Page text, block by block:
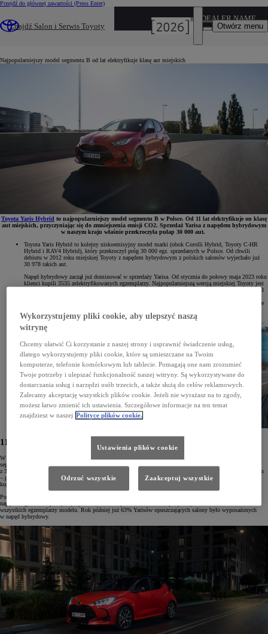
Przejdź do głównej zawartości (Press Enter)
Znajdź Salon i Serwis Toyoty
DEALER NAME
Otwórz menu
W Polsce sprzedano już 30 tys. hybrydowych
Najpopularniejszy model segmentu B od lat elektryfikuje klasę aut miejskich
Toyota Yaris Hybrid to najpopularniejszy model segmentu B w Polsce. Od 11 lat elektryfikuje on klasę
aut miejskich, przyczyniając się do zmniejszenia emisji CO2. Sprzedaż Yarisa z napędem hybrydowym
w naszym kraju właśnie przekroczyła pułap 30 000 aut.
Toyota Yaris Hybrid to kolejny niskoemisyjny model marki (obok Corolli Hybrid, Toyoty C-HR
Hybrid i RAV4 Hybrid), który przekroczył próg 30 000 egz. sprzedanych w Polsce. Od chwili
debiutu w 2012 roku miejskiej Toyoty z napędem hybrydowym z polskich salonów wyjechało już
30 978 takich aut.
Napęd hybrydowy zaczął już dominować w sprzedaży Yarisa. Od stycznia do połowy maja 2023 roku
klienci kupili 3535 zelektryfikowanych egzemplarzy. Najpopularniejszą wersją miejskiej Toyoty jest
Comfort, a trzy najchętniej wybierane lakiery to 040 Pure White, 1LO Shimmering Silver oraz 1G3
dwukolorowe nadwozia – najczęściej wybieraną kompozycją jest 2PU Platinum Pearl White/Eclipse
11 lat hybrydowej rewolucji w segmencie B
W 2012 roku w Polsce zadebiutował hybrydowy Yaris Hybrid, rozpoczynając tym samym elektryfikację
segmentu B. Napęd Hybrid Synergy Drive oparty na silniku o pojemności 1,5 litra trafił na rynek wraz
z 3. generacją miejskiego hatchbacka. Samochód stał się najtańszą hybrydą w gamie marki i trzecim modelem
– po Priusie i Aurisie – z takim rodzajem napędu. W pierwszym roku dostępności na rynku polscy klienci
kupili 289 egz. tego modelu, znacznie powyżej planowanych przez Toyotę 200 aut.
Po 11 latach obecności na rynku układ hybrydowy z niszowej ciekawostki stał się dominującym rodzajem
napędu w gamie miejskiej Toyoty. W 2022 roku sprzedano 6883 Yarisy Hybrid, co stanowiło aż 49%
wszystkich egzemplarzy modelu. Rok później już 63% Yarisów opuszczających salony było wyposażonych
w napęd hybrydowy.
Wykorzystujemy pliki cookie, aby ulepszyć naszą
witrynę
Chcemy ułatwić Ci korzystanie z naszej strony i usprawnić świadczenie usług,
dlatego wykorzystujemy pliki cookie, które są umieszczane na Twoim
komputerze, telefonie komórkowym lub tablecie. Pomagają one nam zrozumieć
Twoje potrzeby i ulepszać funkcjonalność naszej witryny. Są wykorzystywane do
dostarczania usług i narzędzi osób trzecich, a także służą do celów reklamowych.
Zalecamy akceptację wszystkich plików cookie. Jeżeli nie wyrażasz na to zgody,
możesz łatwo zmienić ich ustawienia. Szczegółowe informacje na ten temat
znajdziesz w naszej Polityce plików cookie.
Ustawienia plików cookie
Odrzuć wszystkie Zaakceptuj wszystkie